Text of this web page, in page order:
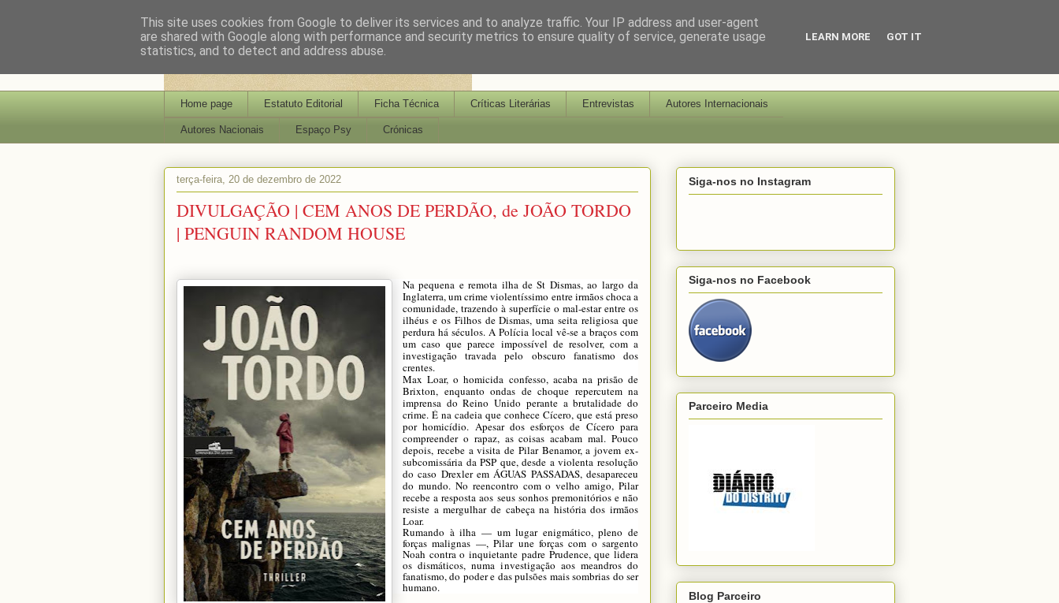
Home page Estatuto Editorial Ficha Técnica Críticas Literárias Entrevistas Autores Internacionais
Autores Nacionais Espaço Psy Crónicas
terça-feira, 20 de dezembro de 2022
DIVULGAÇÃO | CEM ANOS DE PERDÃO, de JOÃO TORDO
| PENGUIN RANDOM HOUSE
Na pequena e remota ilha de St Dismas, ao largo da
Inglaterra, um crime violentíssimo entre irmãos choca a
comunidade, trazendo à superfície o mal-estar entre os
ilhéus e os Filhos de Dismas, uma seita religiosa que
perdura há séculos. A Polícia local vê-se a braços com
um caso que parece impossível de resolver, com a
investigação travada pelo obscuro fanatismo dos
crentes.
Max Loar, o homicida confesso, acaba na prisão de
Brixton, enquanto ondas de choque repercutem na
imprensa do Reino Unido perante a brutalidade do
crime. É na cadeia que conhece Cícero, que está preso
por homicídio. Apesar dos esforços de Cícero para
compreender o rapaz, as coisas acabam mal. Pouco
depois, recebe a visita de Pilar Benamor, a jovem ex-
subcomissária da PSP que, desde a violenta resolução
do caso Drexler em ÁGUAS PASSADAS, desapareceu
do mundo. No reencontro com o velho amigo, Pilar
recebe a resposta aos seus sonhos premonitórios e não
resiste a mergulhar de cabeça na história dos irmãos
Loar.
Rumando à ilha — um lugar enigmático, pleno de
forças malignas —, Pilar une forças com o sargento
Noah contra o inquietante padre Prudence, que lidera
os dismáticos, numa investigação aos meandros do
fanatismo, do poder e das pulsões mais sombrias do ser
humano.
Siga-nos no Instagram
Siga-nos no Facebook
Parceiro Media
Blog Parceiro
This site uses cookies from Google to deliver its services and to analyze traffic. Your IP address and user-agent
are shared with Google along with performance and security metrics to ensure quality of service, generate usage
statistics, and to detect and address abuse.
LEARN MORE GOT IT